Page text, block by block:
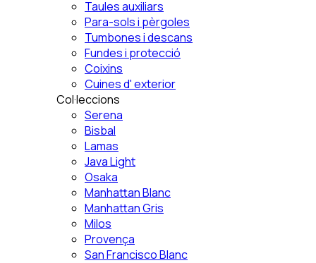
Taules auxiliars
Para-sols i pèrgoles
Tumbones i descans
Fundes i protecció
Coixins
Cuines d' exterior
Col·leccions
Serena
Bisbal
Lamas
Java Light
Osaka
Manhattan Blanc
Manhattan Gris
Milos
Provença
San Francisco Blanc